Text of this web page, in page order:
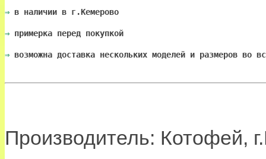
⇒ в наличии в г.Кемерово
⇒ примерка перед покупкой
⇒ возможна доставка нескольких моделей и размеров во
Производитель: Котофей,